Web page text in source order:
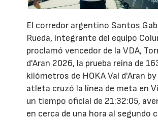
El corredor argentino Santos
Rueda, integrante del equipo
proclamó vencedor de la VDA,
d'Aran 2026, la prueba reina de
kilómetros de HOKA Val d'Aran by
atleta cruzó la línea de meta en
un tiempo oficial de 21:32:05,
en cerca de una hora al segundo